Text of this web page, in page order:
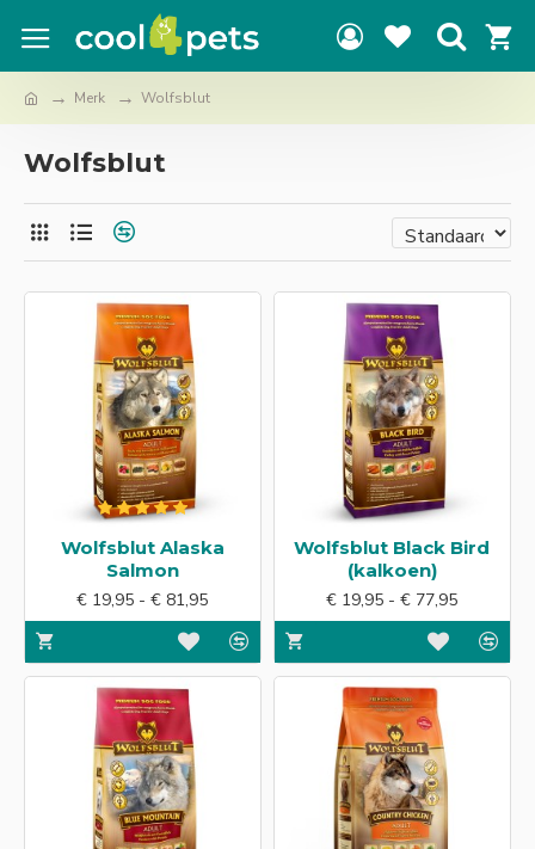
Merk Wolfsblut
Wolfsblut
Wolfsblut Alaska
Salmon
€ 19,95 - € 81,95
Wolfsblut Black Bird
(kalkoen)
€ 19,95 - € 77,95